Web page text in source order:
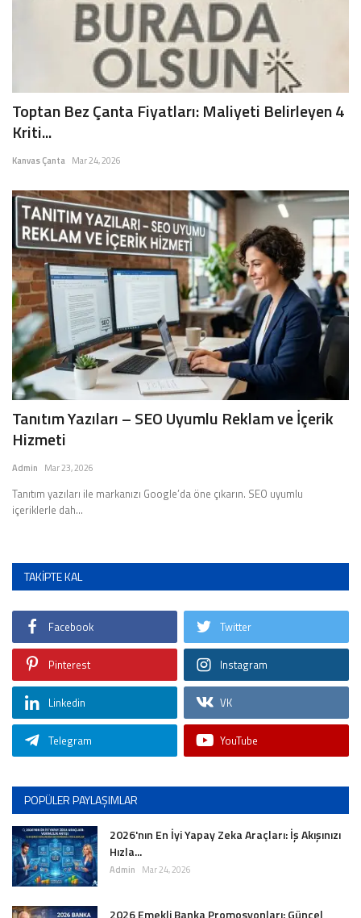
Toptan Bez Çanta Fiyatları: Maliyeti Belirleyen 4
Kriti...
Kanvas Çanta Mar 24, 2026
Tanıtım Yazıları – SEO Uyumlu Reklam ve İçerik
Hizmeti
Admin Mar 23, 2026
Tanıtım yazıları ile markanızı Google’da öne çıkarın. SEO uyumlu
içeriklerle dah...
TAKIPTE KAL
Facebook Twitter
Pinterest Instagram
Linkedin VK
Telegram YouTube
POPÜLER PAYLAŞIMLAR
2026'nın En İyi Yapay Zeka Araçları: İş Akışınızı
Hızla...
Admin Mar 24, 2026